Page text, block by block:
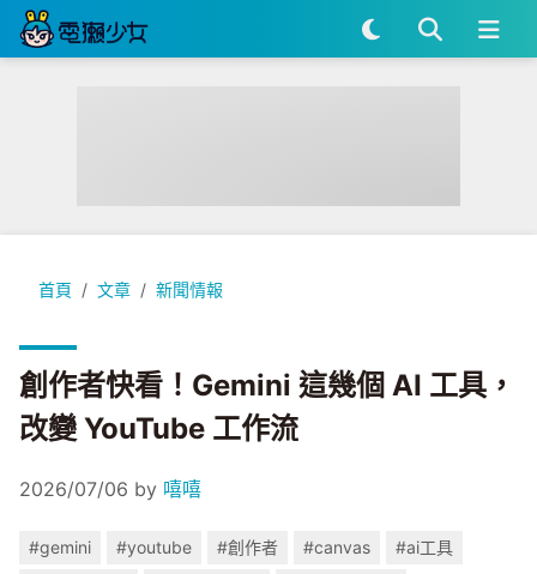
首頁 文章 新聞情報
創作者快看！Gemini 這幾個 AI 工具，改變 YouTube 工作流
創作者快看！Gemini 這幾個 AI 工具，
改變 YouTube 工作流
2026/07/06 by 嘻嘻
#gemini #youtube #創作者 #canvas
#ai工具